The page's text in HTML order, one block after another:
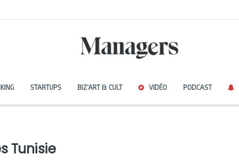
STARTUPS BIZ’ART & CULT VIDÉO PODCAST
Tunisie